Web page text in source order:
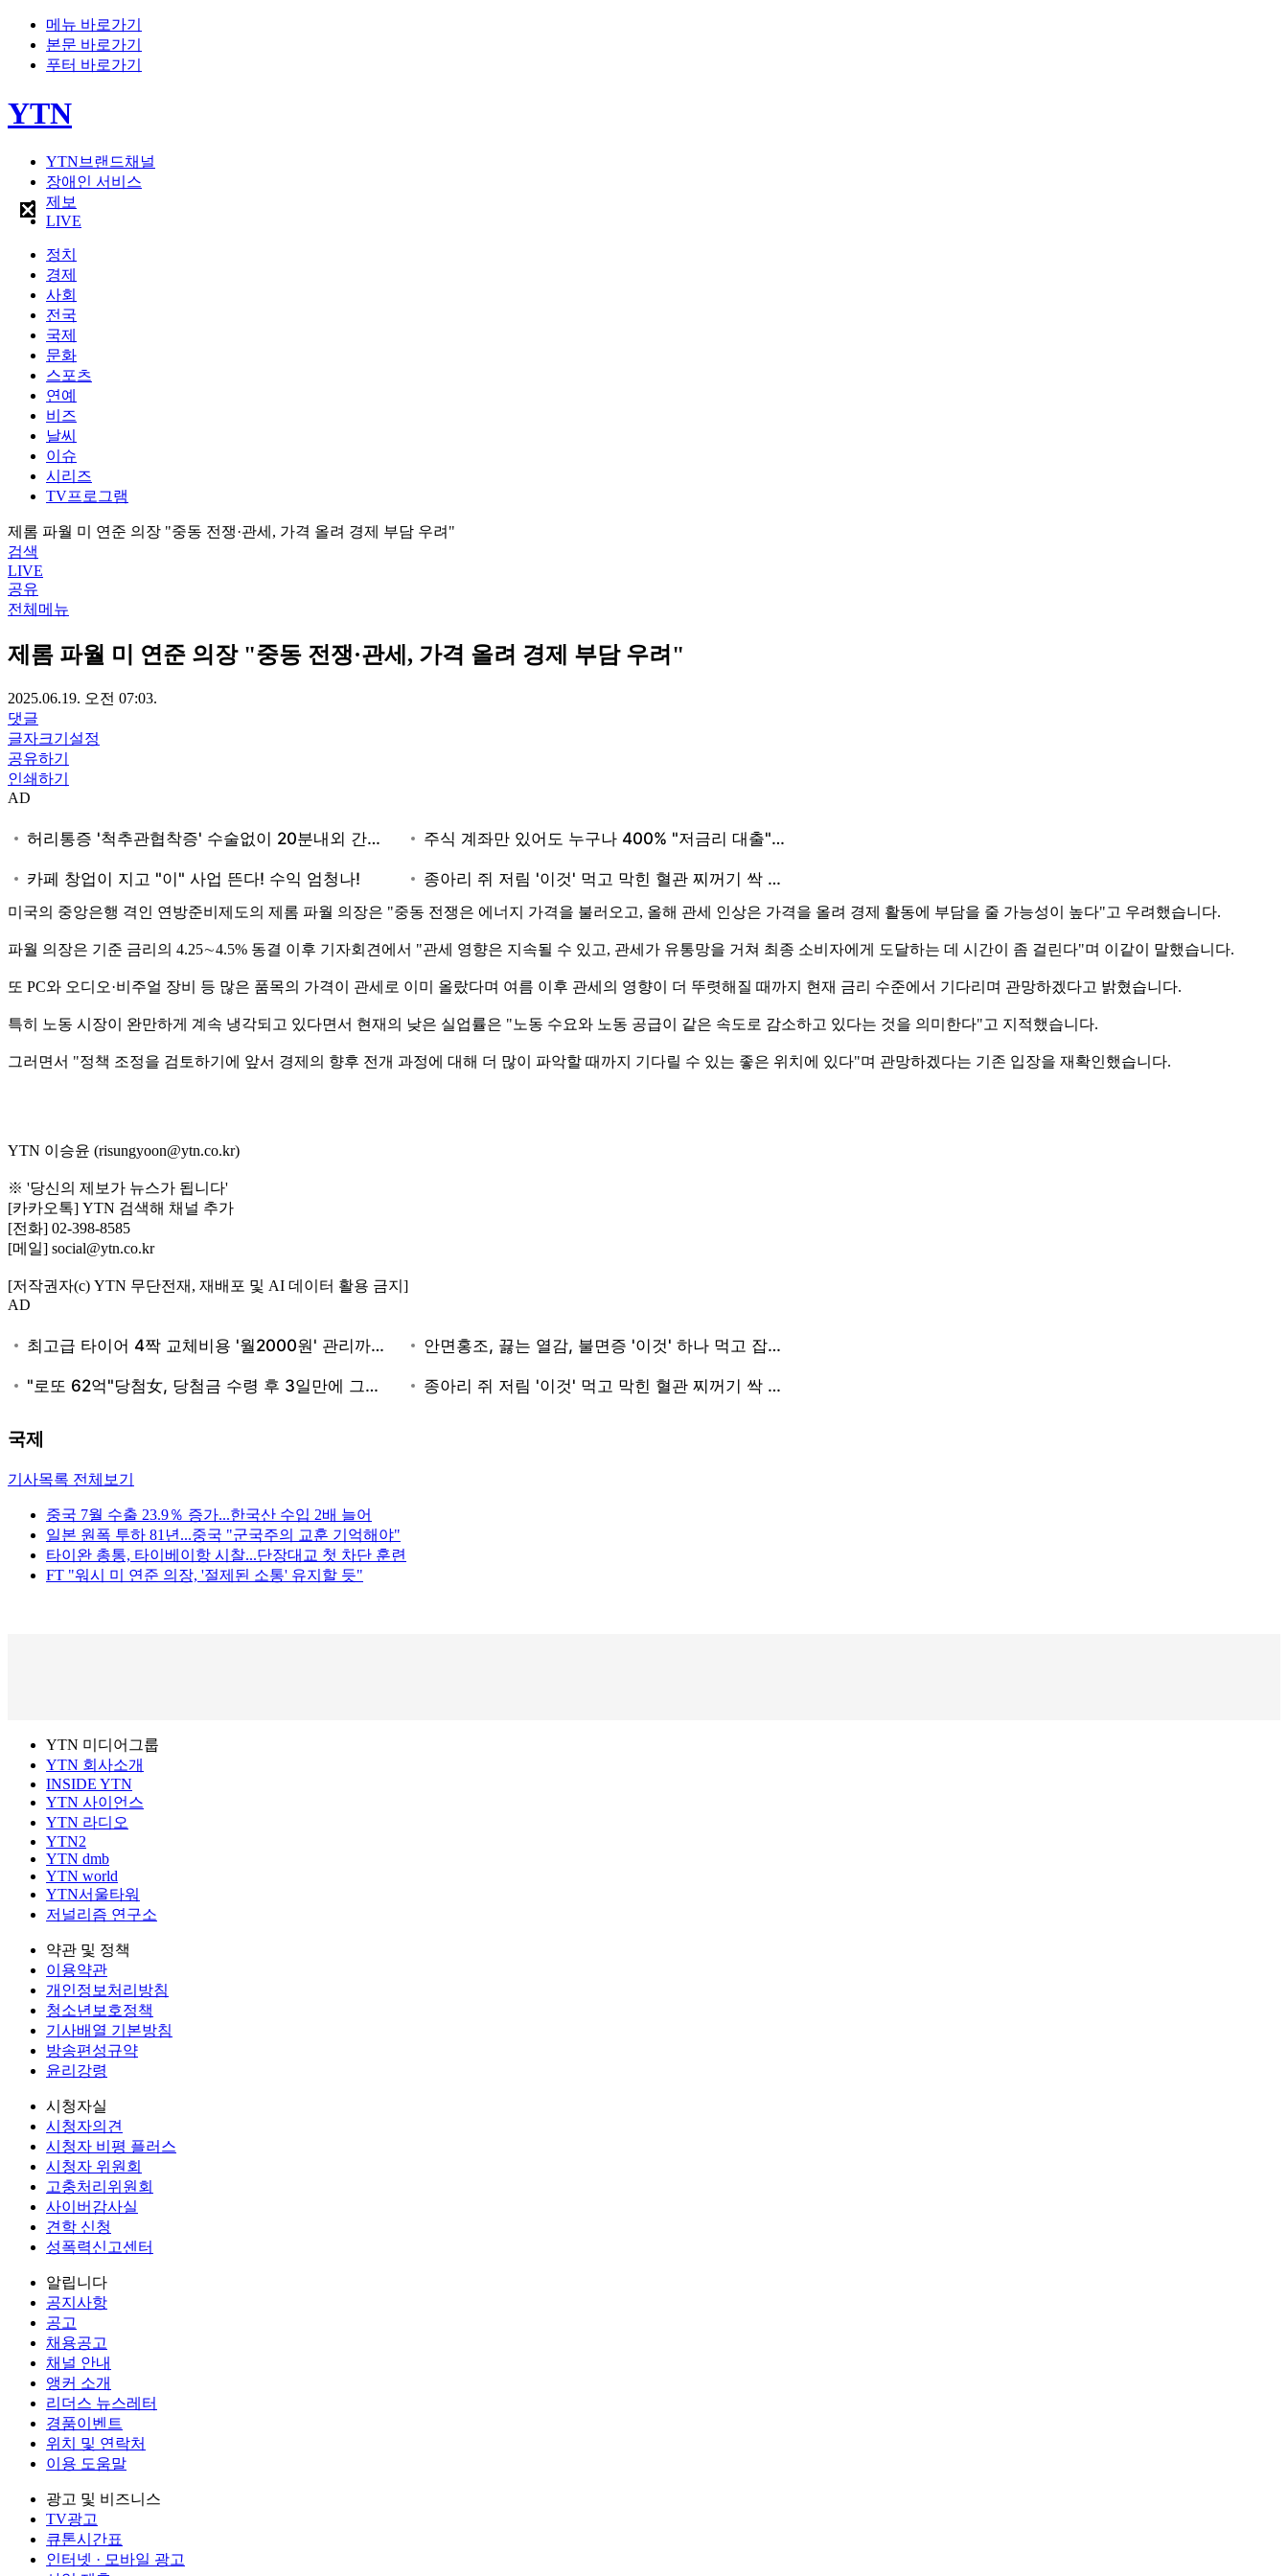
메뉴 바로가기
본문 바로가기
푸터 바로가기
YTN
YTN브랜드채널
장애인 서비스
제보
LIVE
정치
경제
사회
전국
국제
문화
스포츠
연예
비즈
날씨
이슈
시리즈
TV프로그램
제롬 파월 미 연준 의장 "중동 전쟁·관세, 가격 올려 경제 부담 우려"
검색
LIVE
공유
전체메뉴
제롬 파월 미 연준 의장 "중동 전쟁·관세, 가격 올려 경제 부담 우려"
2025.06.19. 오전 07:03.
댓글
글자크기설정
공유하기
인쇄하기
AD
미국의 중앙은행 격인 연방준비제도의 제롬 파월 의장은 "중동 전쟁은 에너지 가격을 불러오고, 올해 관세 인상은 가격을 올려 경제 활동에 부담을 줄 가능성이 높다"고 우려했습니다.
파월 의장은 기준 금리의 4.25∼4.5% 동결 이후 기자회견에서 "관세 영향은 지속될 수 있고, 관세가 유통망을 거쳐 최종 소비자에게 도달하는 데 시간이 좀 걸린다"며 이같이 말했습니다.
또 PC와 오디오·비주얼 장비 등 많은 품목의 가격이 관세로 이미 올랐다며 여름 이후 관세의 영향이 더 뚜렷해질 때까지 현재 금리 수준에서 기다리며 관망하겠다고 밝혔습니다.
특히 노동 시장이 완만하게 계속 냉각되고 있다면서 현재의 낮은 실업률은 "노동 수요와 노동 공급이 같은 속도로 감소하고 있다는 것을 의미한다"고 지적했습니다.
그러면서 "정책 조정을 검토하기에 앞서 경제의 향후 전개 과정에 대해 더 많이 파악할 때까지 기다릴 수 있는 좋은 위치에 있다"며 관망하겠다는 기존 입장을 재확인했습니다.
YTN 이승윤 (risungyoon@ytn.co.kr)
※ '당신의 제보가 뉴스가 됩니다'
[카카오톡] YTN 검색해 채널 추가
[전화] 02-398-8585
[메일] social@ytn.co.kr
[저작권자(c) YTN 무단전재, 재배포 및 AI 데이터 활용 금지]
AD
국제
기사목록 전체보기
중국 7월 수출 23.9％ 증가...한국산 수입 2배 늘어
일본 원폭 투하 81년...중국 "군국주의 교훈 기억해야"
타이완 총통, 타이베이항 시찰...단장대교 첫 차단 훈련
FT "워시 미 연준 의장, '절제된 소통' 유지할 듯"
YTN 미디어그룹
YTN 회사소개
INSIDE YTN
YTN 사이언스
YTN 라디오
YTN2
YTN dmb
YTN world
YTN서울타워
저널리즘 연구소
약관 및 정책
이용약관
개인정보처리방침
청소년보호정책
기사배열 기본방침
방송편성규약
윤리강령
시청자실
시청자의견
시청자 비평 플러스
시청자 위원회
고충처리위원회
사이버감사실
견학 신청
성폭력신고센터
알립니다
공지사항
공고
채용공고
채널 안내
앵커 소개
리더스 뉴스레터
경품이벤트
위치 및 연락처
이용 도움말
광고 및 비즈니스
TV광고
큐톤시간표
인터넷 · 모바일 광고